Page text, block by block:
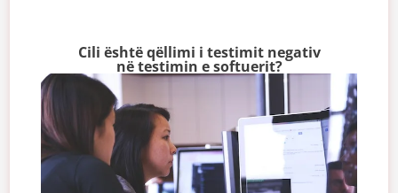
Cili është qëllimi i testimit negativ
në testimin e softuerit?